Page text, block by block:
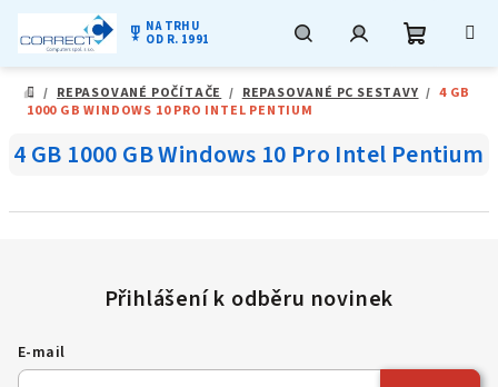
obsah
military_tech NA TRHU
OD R. 1991
DOMŮ
/ REPASOVANÉ POČÍTAČE / REPASOVANÉ PC SESTAVY / 4 GB
1000 GB WINDOWS 10 PRO INTEL PENTIUM
4 GB 1000 GB Windows 10 Pro Intel Pentium
E-mail